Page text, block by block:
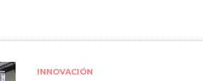
INNOVACIÓN